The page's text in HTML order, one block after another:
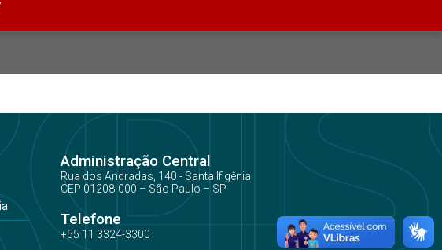
Administração Central
Rua dos Andradas, 140 - Santa Ifigênia
CEP 01208-000 – São Paulo – SP
Telefone
+55 11 3324-3300